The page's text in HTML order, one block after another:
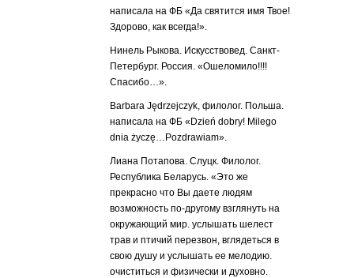
написала на ФБ «Да святится имя Твое!
Здорово, как всегда!».
Нинель Рыкова. Искусствовед. Санкт-
Петербург. Россия. «Ошеломило!!!!
Спасибо…».
Barbara Jędrzejczyk, филолог. Польша.
написала на ФБ «Dzień dobry! Milego
dnia życzę…Pozdrawiam».
Лиана Потапова. Слуцк. Филолог.
Республика Беларусь. «Это же
прекрасно что Вы даете людям
возможность по-другому взглянуть на
окружающий мир. услышать шелест
трав и птичий перезвон, вглядеться в
свою душу и услышать ее мелодию.
очиститься и физически и духовно.